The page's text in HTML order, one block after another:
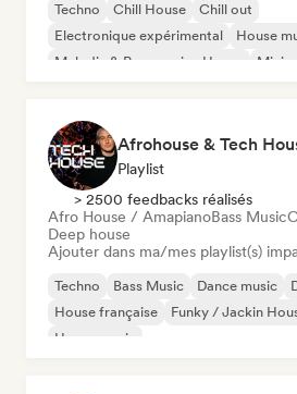
Techno Chill House
Chill out
Electronique expérimental
House
Melodic & Progressive House
Afrohouse & Tech
Playlist
> 2500 feedbacks réalisés
Afro House / AmapianoBass Music
Deep house
Ajouter dans ma/mes playlist(s)
Techno Bass Music Dance music
House française
Funky / Jackin
House music